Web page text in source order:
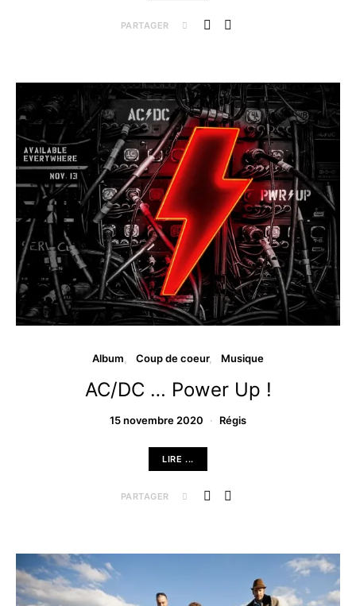
PARTAGER
Album Coup de coeur Musique
AC/DC … Power Up !
15 novembre 2020 Régis
LIRE ...
PARTAGER